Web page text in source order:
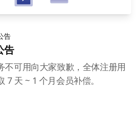
告
告
不可用向大家致歉，全体注册用
7 天 ~ 1 个月会员补偿。